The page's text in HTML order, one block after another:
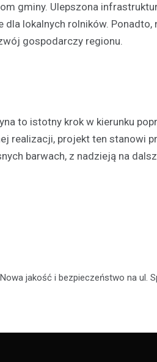
gminy. Ulepszona
lokalnych rolników. Ponadto,
gospodarczy regionu.
to istotny krok w kierunku
realizacji, projekt ten stanowi
barwach, z nadzieją na
Nowa jakość i bezpieczeństwo na ul.
Dzień
deski na
18 czerwca 2026